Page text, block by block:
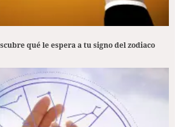
qué le espera a tu signo del zodiaco